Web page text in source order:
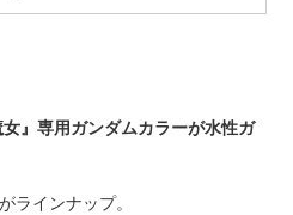
女』専用ガンダムカラーが水性ガ
ラインナップ。